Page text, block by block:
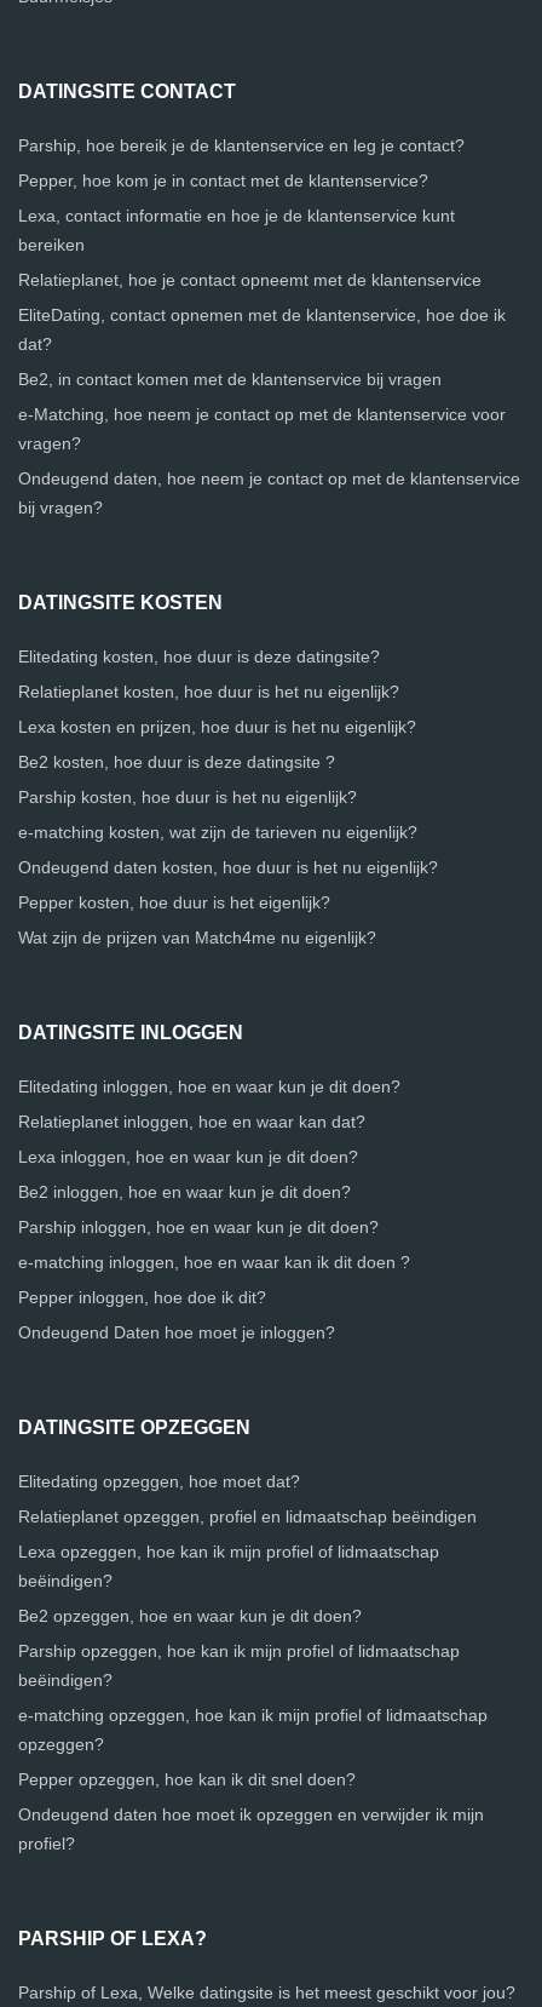
DATINGSITE CONTACT
Parship, hoe bereik je de klantenservice en leg je contact?
Pepper, hoe kom je in contact met de klantenservice?
Lexa, contact informatie en hoe je de klantenservice kunt
bereiken
Relatieplanet, hoe je contact opneemt met de klantenservice
EliteDating, contact opnemen met de klantenservice, hoe doe ik
dat?
Be2, in contact komen met de klantenservice bij vragen
e-Matching, hoe neem je contact op met de klantenservice voor
vragen?
Ondeugend daten, hoe neem je contact op met de klantenservice
bij vragen?
DATINGSITE KOSTEN
Elitedating kosten, hoe duur is deze datingsite?
Relatieplanet kosten, hoe duur is het nu eigenlijk?
Lexa kosten en prijzen, hoe duur is het nu eigenlijk?
Be2 kosten, hoe duur is deze datingsite ?
Parship kosten, hoe duur is het nu eigenlijk?
e-matching kosten, wat zijn de tarieven nu eigenlijk?
Ondeugend daten kosten, hoe duur is het nu eigenlijk?
Pepper kosten, hoe duur is het eigenlijk?
Wat zijn de prijzen van Match4me nu eigenlijk?
DATINGSITE INLOGGEN
Elitedating inloggen, hoe en waar kun je dit doen?
Relatieplanet inloggen, hoe en waar kan dat?
Lexa inloggen, hoe en waar kun je dit doen?
Be2 inloggen, hoe en waar kun je dit doen?
Parship inloggen, hoe en waar kun je dit doen?
e-matching inloggen, hoe en waar kan ik dit doen ?
Pepper inloggen, hoe doe ik dit?
Ondeugend Daten hoe moet je inloggen?
DATINGSITE OPZEGGEN
Elitedating opzeggen, hoe moet dat?
Relatieplanet opzeggen, profiel en lidmaatschap beëindigen
Lexa opzeggen, hoe kan ik mijn profiel of lidmaatschap
beëindigen?
Be2 opzeggen, hoe en waar kun je dit doen?
Parship opzeggen, hoe kan ik mijn profiel of lidmaatschap
beëindigen?
e-matching opzeggen, hoe kan ik mijn profiel of lidmaatschap
opzeggen?
Pepper opzeggen, hoe kan ik dit snel doen?
Ondeugend daten hoe moet ik opzeggen en verwijder ik mijn
profiel?
PARSHIP OF LEXA?
Parship of Lexa, Welke datingsite is het meest geschikt voor jou?